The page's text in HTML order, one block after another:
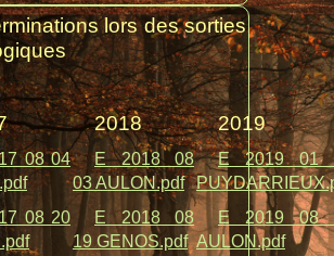
lors des sorties
08 04
08 20
2018
E 2018 08
03 AULON.pdf
E 2018 08
19 GENOS.pdf
2019
E 2019 01
E 2019 08
AULON.pdf